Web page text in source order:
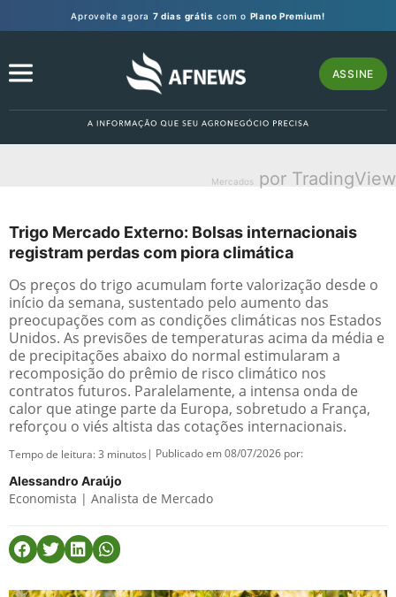
Aproveite agora 7 dias grátis com o Plano Premium!
ASSINE
Mercados por TradingView
Trigo Mercado Externo: Bolsas internacionais
registram perdas com piora climática
Os preços do trigo acumulam forte valorização desde o
início da semana, sustentado pelo aumento das
preocupações com as condições climáticas nos Estados
Unidos. As previsões de temperaturas acima da média e
de precipitações abaixo do normal estimularam a
recomposição do prêmio de risco climático nos
contratos futuros. Paralelamente, a intensa onda de
calor que atinge parte da Europa, sobretudo a França,
reforçou o viés altista das cotações internacionais.
Tempo de leitura:3 minutos | Publicado em 08/07/2026 por:
Alessandro Araújo
Economista | Analista de Mercado